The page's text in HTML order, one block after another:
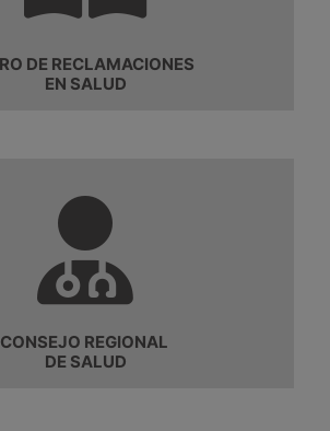
DE RECLAMACIONES
EN SALUD
CONSEJO REGIONAL
DE SALUD